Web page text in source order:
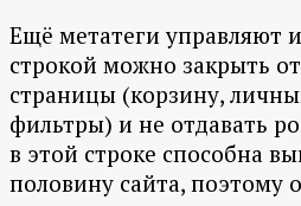
Ещё метатеги управляют
строкой можно закрыть
страницы (корзину,
фильтры) и не отдавать
в этой строке способна
половину сайта, поэтому